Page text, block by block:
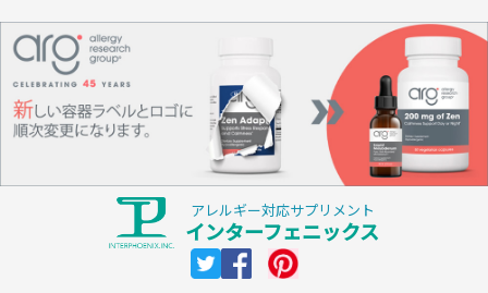
アレルギー対応サプリメント
インターフェニックス